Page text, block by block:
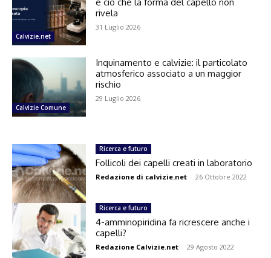
Calvizie.net
rivela
31 Luglio 2026
Calvizie Comune
Inquinamento e calvizie: il particolato
atmosferico associato a un maggior
rischio
29 Luglio 2026
Ricerca e futuro
Follicoli dei capelli creati in laboratorio
Redazione di calvizie.net - 26 Ottobre 2022
Ricerca e futuro
4-amminopiridina fa ricrescere anche i
capelli?
Redazione Calvizie.net - 29 Agosto 2022